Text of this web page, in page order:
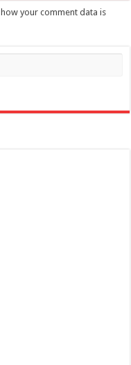
your comment data is